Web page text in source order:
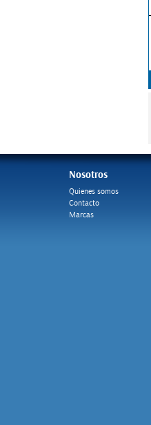
Nosotros
Quienes somos
Contacto
Marcas